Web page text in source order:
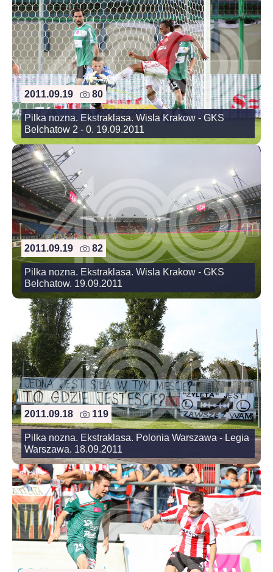
2011.09.19 80
Pilka nozna. Ekstraklasa. Wisla Krakow - GKS
Belchatow 2 - 0. 19.09.2011
2011.09.19 82
Pilka nozna. Ekstraklasa. Wisla Krakow - GKS
Belchatow. 19.09.2011
2011.09.18 119
Pilka nozna. Ekstraklasa. Polonia Warszawa - Legia
Warszawa. 18.09.2011